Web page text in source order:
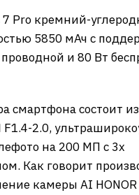
7 Pro кремний-
5850 мАч с
и 80 Вт
смартфона состоит
2.0,
на 200 МП с 3x
Как говорит
камеры AI HONOR